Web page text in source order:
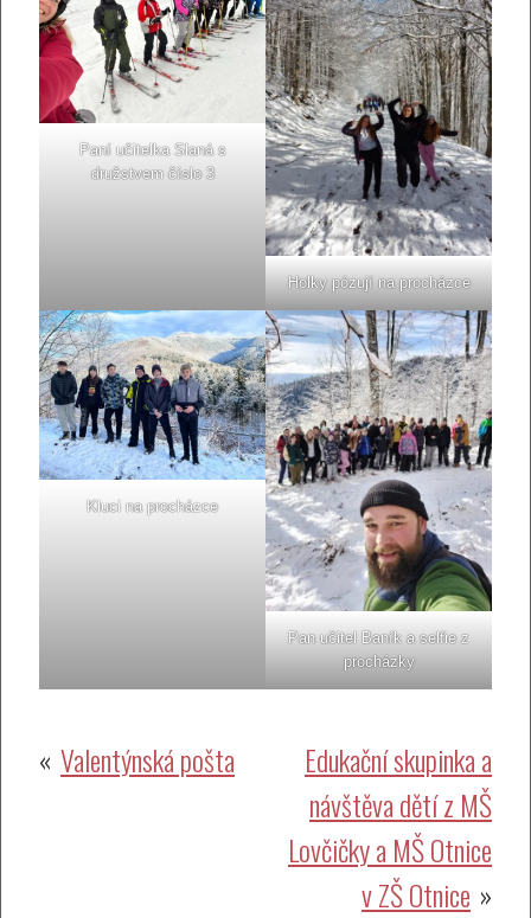
Paní učitelka Slaná s
družstvem číslo 3
Holky pózují na procházce
Kluci na procházce
Pan učitel Baník a selfie z
procházky
Navigace
Valentýnská pošta
Edukační skupinka a
návštěva dětí z MŠ
Lovčičky a MŠ Otnice
v ZŠ Otnice